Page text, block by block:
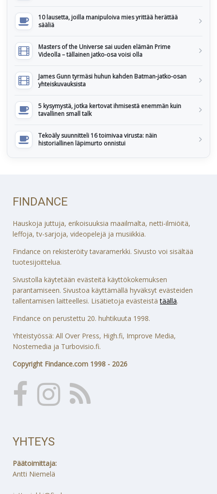
10 lausetta, joilla manipuloiva mies yrittää herättää
sääliä
Masters of the Universe sai uuden elämän Prime
Videolla – tällainen jatko-osa voisi olla
James Gunn tyrmäsi huhun kahden Batman-jatko-osan
yhteiskuvauksista
5 kysymystä, jotka kertovat ihmisestä enemmän kuin
tavallinen small talk
Tekoäly suunnitteli 16 toimivaa virusta: näin
historiallinen läpimurto onnistui
FINDANCE
Hauskoja juttuja, erikoisuuksia maailmalta, netti-ilmiöitä,
leffoja, tv-sarjoja, videopelejä ja musiikkia.
Findance on rekisteröity tavaramerkki. Sivusto voi sisältää
tuotesijoittelua.
Sivustolla käytetään evästeitä käyttökokemuksen
parantamiseen. Sivustoa käyttämällä hyväksyt evästeiden
tallentamisen laitteellesi. Lisätietoja evästeistätäällä.
Findance on perustettu 20. huhtikuuta 1998.
Yhteistyössä: All Over Press, High.fi, Improve Media,
Nostemedia ja Turbovisio.fi.
Copyright Findance.com 1998 - 2026
YHTEYS
Päätoimittaja:
Antti Niemelä